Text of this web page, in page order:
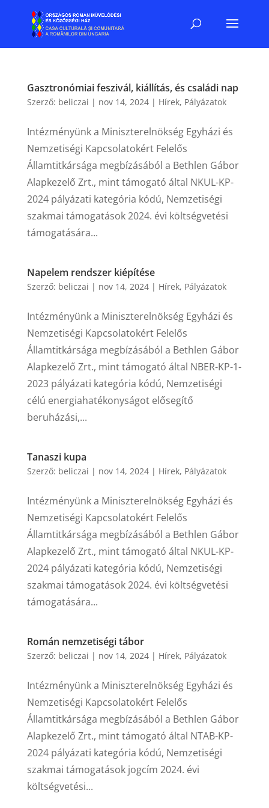
Gasztronómiai feszivál, kiállítás, és családi nap
Szerző: beliczai | nov 14, 2024| Hírek, Pályázatok
Intézményünk a Miniszterelnökség Egyházi és
Nemzetiségi Kapcsolatokért Felelős
Államtitkársága megbízásából a Bethlen Gábor
Alapkezelő Zrt., mint támogató által NKUL-KP-
2024 pályázati kategória kódú, Nemzetiségi
szakmai támogatások 2024. évi költségvetési
támogatására...
Napelem rendszer kiépítése
Szerző: beliczai | nov 14, 2024| Hírek, Pályázatok
Intézményünk a Miniszterelnökség Egyházi és
Nemzetiségi Kapcsolatokért Felelős
Államtitkársága megbízásából a Bethlen Gábor
Alapkezelő Zrt., mint támogató által NBER-KP-1-
2023 pályázati kategória kódú, Nemzetiségi
célú energiahatékonyságot elősegítő
beruházási,...
Tanaszi kupa
Szerző: beliczai | nov 14, 2024| Hírek, Pályázatok
Intézményünk a Miniszterelnökség Egyházi és
Nemzetiségi Kapcsolatokért Felelős
Államtitkársága megbízásából a Bethlen Gábor
Alapkezelő Zrt., mint támogató által NKUL-KP-
2024 pályázati kategória kódú, Nemzetiségi
szakmai támogatások 2024. évi költségvetési
támogatására...
Román nemzetiségi tábor
Szerző: beliczai | nov 14, 2024| Hírek, Pályázatok
Intézményünk a Miniszterelnökség Egyházi és
Nemzetiségi Kapcsolatokért Felelős
Államtitkársága megbízásából a Bethlen Gábor
Alapkezelő Zrt., mint támogató által NTAB-KP-
2024 pályázati kategória kódú, Nemzetiségi
szakmai támogatások jogcím 2024. évi
költségvetési...